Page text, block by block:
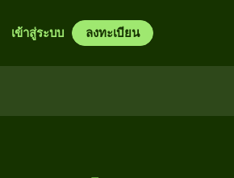
เข้าสู่ระบบ ลงทะเบียน